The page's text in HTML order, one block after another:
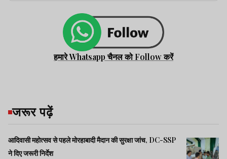
हमारे Whatsapp चैनल को Follow करें
जरूर पढ़ें
आदिवासी महोत्सव से पहले मोरहाबादी मैदान की सुरक्षा जांच, DC-SSP
ने दिए जरूरी निर्देश